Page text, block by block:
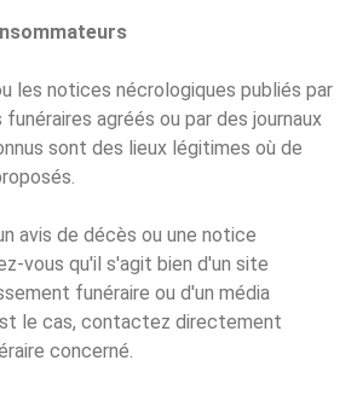
les notices nécrologiques publiés par
agréés ou par des journaux
sont des lieux légitimes où de
avis de décès ou une notice
vous qu'il s'agit bien d'un site
funéraire ou d'un média
le cas, contactez directement
concerné.